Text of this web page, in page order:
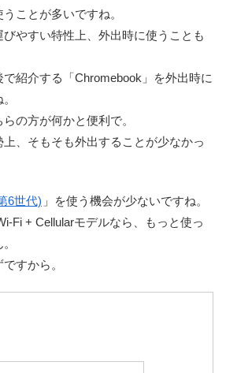
ことが多いですね。
びやすい特性上、外出時に使うことも
紹介する「Chromebook」を外出時に
の方が何かと便利で。
、そもそも外出することが少なかっ
6世代) 」を使う機会が少ないですね。
Fi + Cellularモデルなら、もっと使っ
すから。